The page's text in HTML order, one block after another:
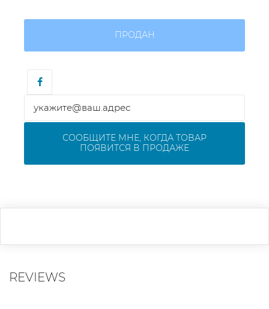
ПРОДАН
СООБЩИТЕ МНЕ, КОГДА ТОВАР
ПОЯВИТСЯ В ПРОДАЖЕ
REVIEWS